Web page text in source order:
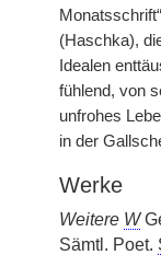
(Haschka),
Idealen
fühlend, von
unfrohes
in der
Werke
Weitere W
Sämtl. Poet.